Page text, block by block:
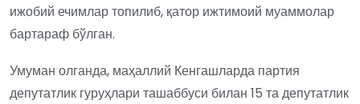
ижобий ечимлар топилиб, қатор ижтимоий муаммолар
бартараф бўлган.
Умуман олганда, маҳаллий Кенгашларда партия
депутатлик гуруҳлари ташаббуси билан 15 та депутатлик